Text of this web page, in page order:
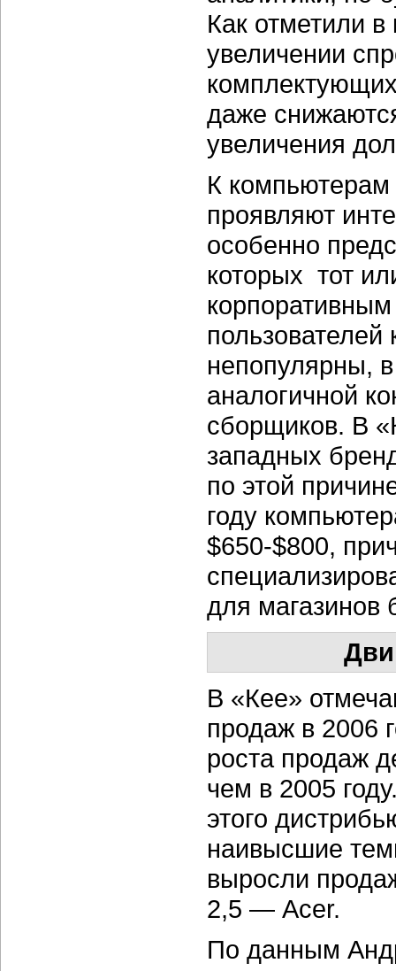
Как отметили
увеличении
даже
увеличения
К
проявляют
особенно
которых тот
непопулярны,
аналогичной
сборщиков. В
западных
по этой
году
$650-$800,
для магазинов
В «Кее»
продаж в 2006
роста продаж
чем в 2005
этого
наивысшие
выросли
2,5 — Acer.
По данным